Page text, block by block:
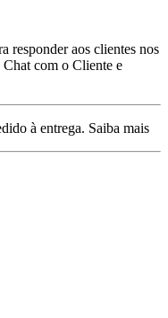
responder aos clientes nos
com o Cliente e
à entrega. Saiba mais